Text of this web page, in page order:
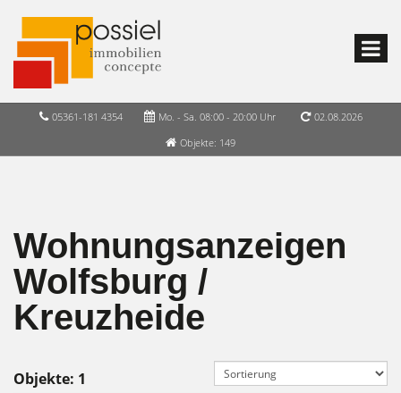
05361-181 4354 Mo. - Sa. 08:00 - 20:00 Uhr
02.08.2026
Objekte: 149
Wohnungsanzeigen
Wolfsburg /
Kreuzheide
Objekte: 1